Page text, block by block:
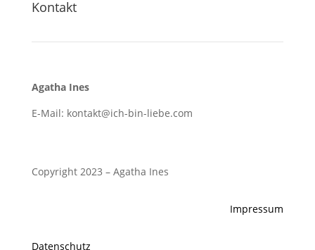
Kontakt
Agatha Ines
E-Mail: kontakt@ich-bin-liebe.com
Copyright 2023 – Agatha Ines
Impressum
Datenschutz